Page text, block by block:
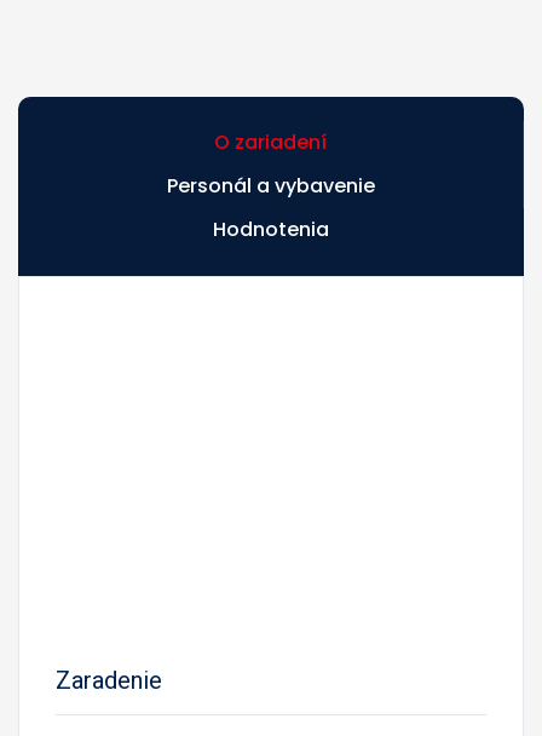
O zariadení
Personál a vybavenie
Hodnotenia
Zaradenie